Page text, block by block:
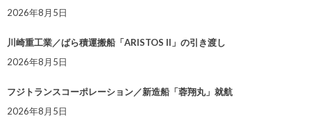
2026年8月5日
川崎重工業／ばら積運搬船「ARISTOS II」の引き渡し
2026年8月5日
フジトランスコーポレーション／新造船「蓉翔丸」就航
2026年8月5日